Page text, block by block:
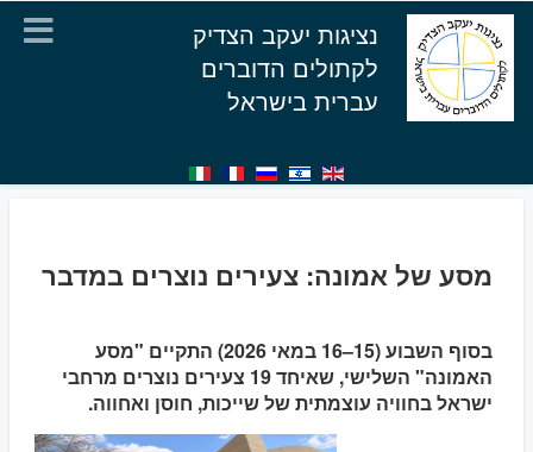
נציגות יעקב הצדיק
לקתולים הדוברים
עברית בישראל
מסע של אמונה: צעירים נוצרים במדבר
בסוף השבוע (15–16 במאי 2026) התקיים "מסע
האמונה" השלישי, שאיחד 19 צעירים נוצרים מרחבי
ישראל בחוויה עוצמתית של שייכות, חוסן ואחווה.